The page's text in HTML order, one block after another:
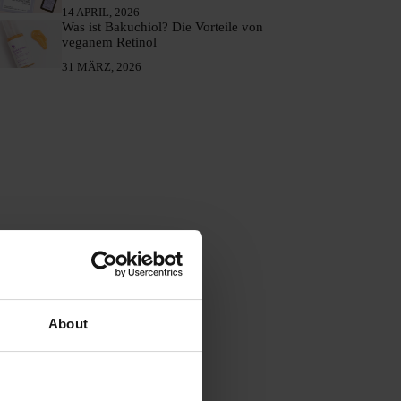
About
14 APRIL, 2026
Was ist Bakuchiol? Die Vorteile von
veganem Retinol
31 MÄRZ, 2026